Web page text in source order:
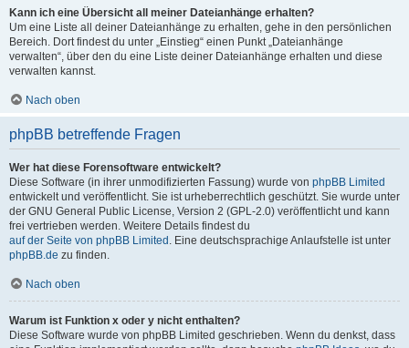
Kann ich eine Übersicht all meiner Dateianhänge erhalten?
Um eine Liste all deiner Dateianhänge zu erhalten, gehe in den persönlichen
Bereich. Dort findest du unter „Einstieg“ einen Punkt „Dateianhänge
verwalten“, über den du eine Liste deiner Dateianhänge erhalten und diese
verwalten kannst.
Nach oben
phpBB betreffende Fragen
Wer hat diese Forensoftware entwickelt?
Diese Software (in ihrer unmodifizierten Fassung) wurde von phpBB Limited
entwickelt und veröffentlicht. Sie ist urheberrechtlich geschützt. Sie wurde unter
der GNU General Public License, Version 2 (GPL-2.0) veröffentlicht und kann
frei vertrieben werden. Weitere Details findest du
auf der Seite von phpBB Limited . Eine deutschsprachige Anlaufstelle ist unter
phpBB.de zu finden.
Nach oben
Warum ist Funktion x oder y nicht enthalten?
Diese Software wurde von phpBB Limited geschrieben. Wenn du denkst, dass